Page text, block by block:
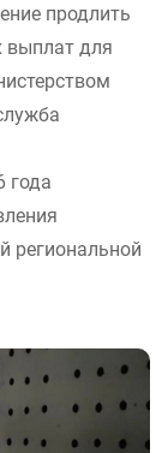
продлить
выплат для
года
региональной